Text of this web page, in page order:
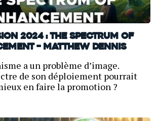
2024 : The Spectrum of
– Matthew Dennis
a un problème d’image.
de son déploiement pourrait
en faire la promotion ?